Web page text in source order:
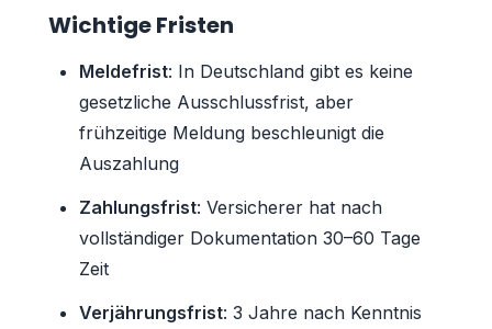
Wichtige Fristen
Meldefrist: In Deutschland gibt es keine
gesetzliche Ausschlussfrist, aber
frühzeitige Meldung beschleunigt die
Auszahlung
Zahlungsfrist: Versicherer hat nach
vollständiger Dokumentation 30–60 Tage
Zeit
Verjährungsfrist: 3 Jahre nach Kenntnis